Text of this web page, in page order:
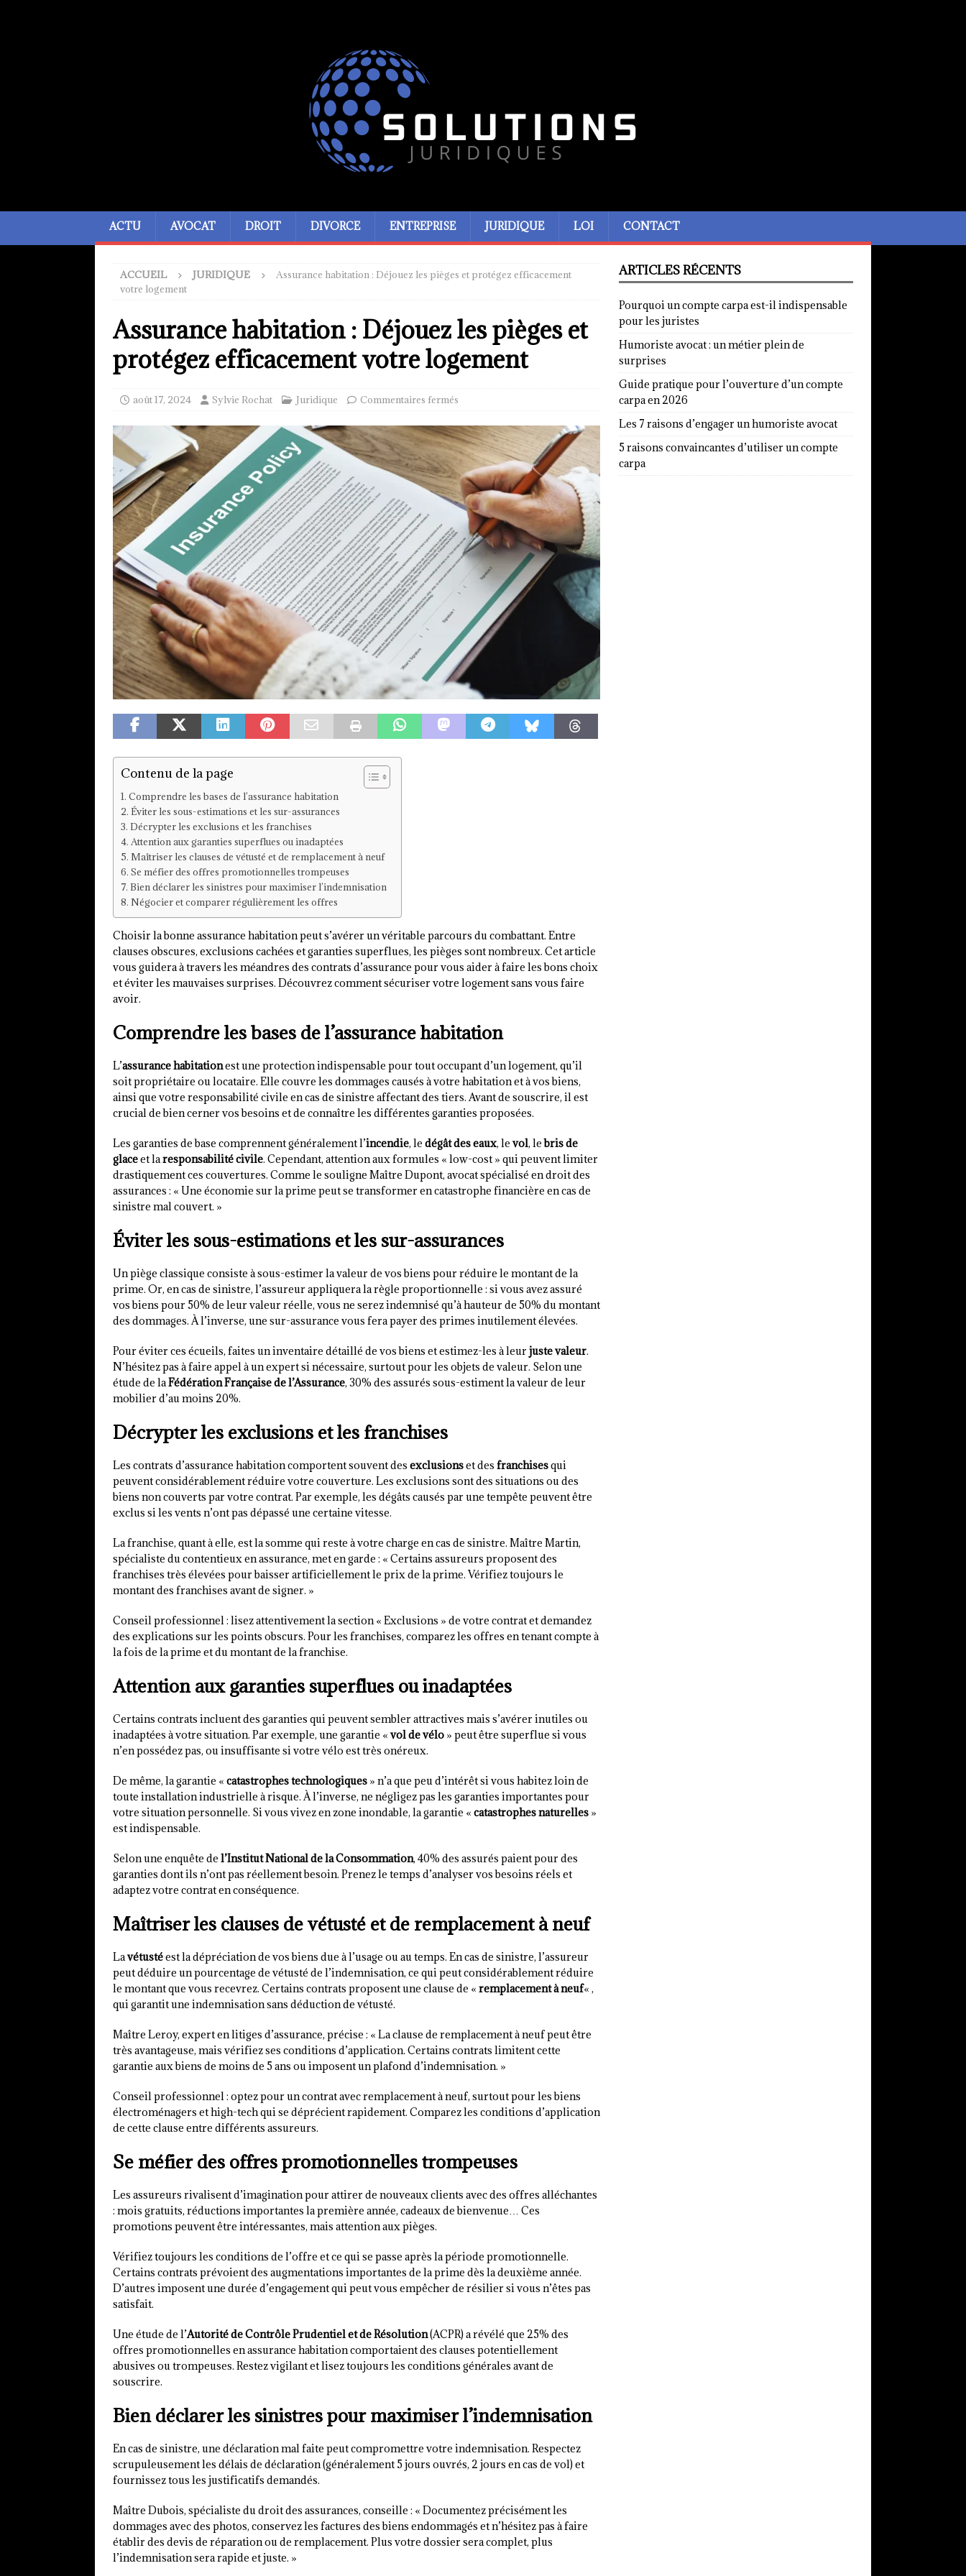
ACTU AVOCAT DROIT DIVORCE ENTREPRISE JURIDIQUE LOI CONTACT
ACCUEIL JURIDIQUE
Assurance habitation : Déjouez les pièges et protégez efficacement
votre logement
Assurance habitation : Déjouez les pièges et
protégez efficacement votre logement
août 17, 2024 Sylvie Rochat Juridique Commentaires fermés
Contenu de la page
Comprendre les bases de l’assurance habitation
Éviter les sous-estimations et les sur-assurances
Décrypter les exclusions et les franchises
Attention aux garanties superflues ou inadaptées
Maîtriser les clauses de vétusté et de remplacement à neuf
Se méfier des offres promotionnelles trompeuses
Bien déclarer les sinistres pour maximiser l’indemnisation
Négocier et comparer régulièrement les offres
Choisir la bonne assurance habitation peut s’avérer un véritable parcours du combattant. Entre
clauses obscures, exclusions cachées et garanties superflues, les pièges sont nombreux. Cet article
vous guidera à travers les méandres des contrats d’assurance pour vous aider à faire les bons choix
et éviter les mauvaises surprises. Découvrez comment sécuriser votre logement sans vous faire
avoir.
Comprendre les bases de l’assurance habitation
L’assurance habitationest une protection indispensable pour tout occupant d’un logement, qu’il
soit propriétaire ou locataire. Elle couvre les dommages causés à votre habitation et à vos biens,
ainsi que votre responsabilité civile en cas de sinistre affectant des tiers. Avant de souscrire, il est
crucial de bien cerner vos besoins et de connaître les différentes garanties proposées.
Les garanties de base comprennent généralement l’incendie, le dégât des eaux, le vol, lebris de
glaceet laresponsabilité civile. Cependant, attention aux formules « low-cost » qui peuvent limiter
drastiquement ces couvertures. Comme le souligne Maître Dupont, avocat spécialisé en droit des
assurances : « Une économie sur la prime peut se transformer en catastrophe financière en cas de
sinistre mal couvert. »
Éviter les sous-estimations et les sur-assurances
Un piège classique consiste à sous-estimer la valeur de vos biens pour réduire le montant de la
prime. Or, en cas de sinistre, l’assureur appliquera la règle proportionnelle : si vous avez assuré
vos biens pour 50% de leur valeur réelle, vous ne serez indemnisé qu’à hauteur de 50% du montant
des dommages. À l’inverse, une sur-assurance vous fera payer des primes inutilement élevées.
Pour éviter ces écueils, faites un inventaire détaillé de vos biens et estimez-les à leurjuste valeur.
N’hésitez pas à faire appel à un expert si nécessaire, surtout pour les objets de valeur. Selon une
étude de laFédération Française de l’Assurance, 30% des assurés sous-estiment la valeur de leur
mobilier d’au moins 20%.
Décrypter les exclusions et les franchises
Les contrats d’assurance habitation comportent souvent des exclusionset des franchisesqui
peuvent considérablement réduire votre couverture. Les exclusions sont des situations ou des
biens non couverts par votre contrat. Par exemple, les dégâts causés par une tempête peuvent être
exclus si les vents n’ont pas dépassé une certaine vitesse.
La franchise, quant à elle, est la somme qui reste à votre charge en cas de sinistre. Maître Martin,
spécialiste du contentieux en assurance, met en garde : « Certains assureurs proposent des
franchises très élevées pour baisser artificiellement le prix de la prime. Vérifiez toujours le
montant des franchises avant de signer. »
Conseil professionnel : lisez attentivement la section « Exclusions » de votre contrat et demandez
des explications sur les points obscurs. Pour les franchises, comparez les offres en tenant compte à
la fois de la prime et du montant de la franchise.
Attention aux garanties superflues ou inadaptées
Certains contrats incluent des garanties qui peuvent sembler attractives mais s’avérer inutiles ou
inadaptées à votre situation. Par exemple, une garantie « vol de vélo » peut être superflue si vous
n’en possédez pas, ou insuffisante si votre vélo est très onéreux.
De même, la garantie « catastrophes technologiques » n’a que peu d’intérêt si vous habitez loin de
toute installation industrielle à risque. À l’inverse, ne négligez pas les garanties importantes pour
votre situation personnelle. Si vous vivez en zone inondable, la garantie « catastrophes naturelles »
est indispensable.
Selon une enquête de l’Institut National de la Consommation, 40% des assurés paient pour des
garanties dont ils n’ont pas réellement besoin. Prenez le temps d’analyser vos besoins réels et
adaptez votre contrat en conséquence.
Maîtriser les clauses de vétusté et de remplacement à neuf
Lavétustéest la dépréciation de vos biens due à l’usage ou au temps. En cas de sinistre, l’assureur
peut déduire un pourcentage de vétusté de l’indemnisation, ce qui peut considérablement réduire
le montant que vous recevrez. Certains contrats proposent une clause de « remplacement à neuf« ,
qui garantit une indemnisation sans déduction de vétusté.
Maître Leroy, expert en litiges d’assurance, précise : « La clause de remplacement à neuf peut être
très avantageuse, mais vérifiez ses conditions d’application. Certains contrats limitent cette
garantie aux biens de moins de 5 ans ou imposent un plafond d’indemnisation. »
Conseil professionnel : optez pour un contrat avec remplacement à neuf, surtout pour les biens
électroménagers et high-tech qui se déprécient rapidement. Comparez les conditions d’application
de cette clause entre différents assureurs.
Se méfier des offres promotionnelles trompeuses
Les assureurs rivalisent d’imagination pour attirer de nouveaux clients avec des offres alléchantes
: mois gratuits, réductions importantes la première année, cadeaux de bienvenue… Ces
promotions peuvent être intéressantes, mais attention aux pièges.
Vérifiez toujours les conditions de l’offre et ce qui se passe après la période promotionnelle.
Certains contrats prévoient des augmentations importantes de la prime dès la deuxième année.
D’autres imposent une durée d’engagement qui peut vous empêcher de résilier si vous n’êtes pas
satisfait.
Une étude de l’Autorité de Contrôle Prudentiel et de Résolution(ACPR) a révélé que 25% des
offres promotionnelles en assurance habitation comportaient des clauses potentiellement
abusives ou trompeuses. Restez vigilant et lisez toujours les conditions générales avant de
souscrire.
Bien déclarer les sinistres pour maximiser l’indemnisation
En cas de sinistre, une déclaration mal faite peut compromettre votre indemnisation. Respectez
scrupuleusement les délais de déclaration (généralement 5 jours ouvrés, 2 jours en cas de vol) et
fournissez tous les justificatifs demandés.
Maître Dubois, spécialiste du droit des assurances, conseille : « Documentez précisément les
dommages avec des photos, conservez les factures des biens endommagés et n’hésitez pas à faire
établir des devis de réparation ou de remplacement. Plus votre dossier sera complet, plus
l’indemnisation sera rapide et juste. »
ARTICLES RÉCENTS
Pourquoi un compte carpa est-il indispensable
pour les juristes
Humoriste avocat : un métier plein de
surprises
Guide pratique pour l’ouverture d’un compte
carpa en 2026
Les 7 raisons d’engager un humoriste avocat
5 raisons convaincantes d’utiliser un compte
carpa